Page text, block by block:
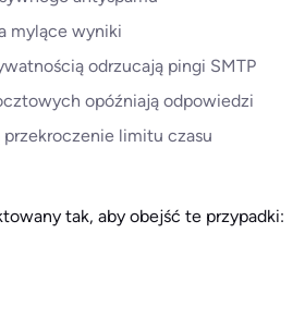
mylące wyniki
odrzucają pingi SMTP
opóźniają odpowiedzi
limitu czasu
tak, aby obejść te przypadki: